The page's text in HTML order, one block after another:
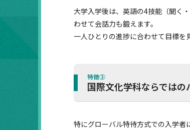
大学入学後は、英語の4技能（聞く
わせて会話力も鍛えます。
一人ひとりの進捗に合わせて目標を
特徴③
国際文化学科ならでは
特にグローバル特待方式での入学者